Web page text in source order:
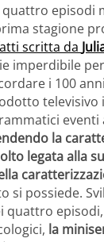
episodi
stagione
scritta da
imperdibile
i 100
la
legata alla
si possiede.
la